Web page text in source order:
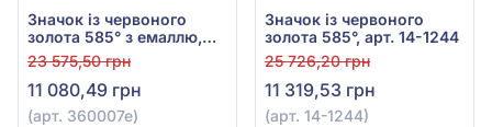
Значок із червоного
золота 585° з емаллю,
арт. 360007е
23 575,50 грн
11 080,49 грн
(арт. 360007е)
Значок із червоного
золота 585°, арт. 14-1244
25 726,20 грн
11 319,53 грн
(арт. 14-1244)